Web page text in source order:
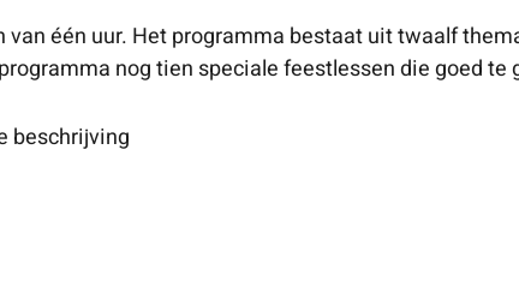
één uur. Het programma bestaat uit twaalf
nog tien speciale feestlessen die goed
beschrijving